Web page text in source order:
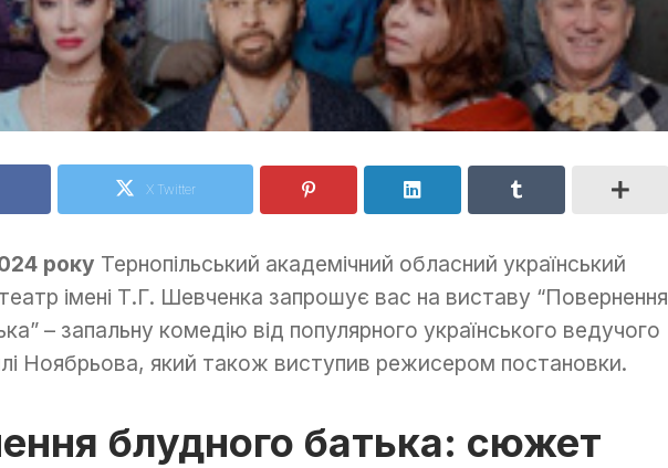
X Twitter
року Тернопільський академічний обласний український
імені Т.Г. Шевченка запрошує вас на виставу “Повернення
– запальну комедію від популярного українського ведучого
Ноябрьова, який також виступив режисером постановки.
блудного батька: сюжет